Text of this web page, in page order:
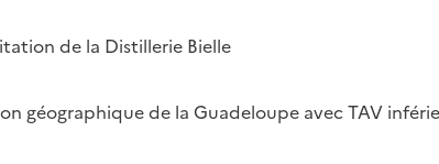
de la Distillerie Bielle
géographique de la Guadeloupe avec TAV